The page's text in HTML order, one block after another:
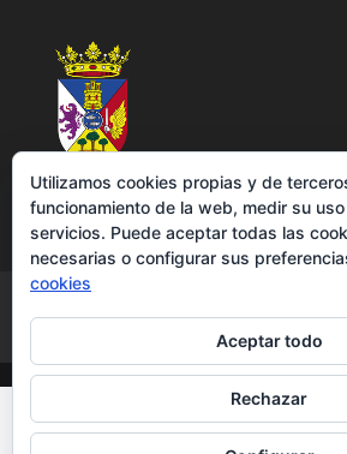
Política de cookies
Utilizamos cookies propias y de
funcionamiento de la web, medir su
servicios. Puede aceptar todas las
necesarias o configurar sus
cookies
Aceptar todo
Rechazar